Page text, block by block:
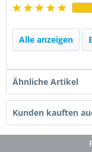
Alle anzeigen
Ähnliche Artikel
Kunden kauften